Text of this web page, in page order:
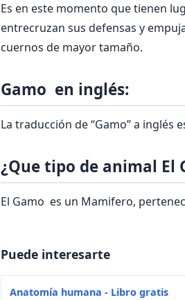
Es en este momento que tienen
entrecruzan sus defensas y
cuernos de mayor tamaño.
Gamo en inglés:
La traducción de “Gamo” a inglés
¿Que tipo de animal El
El Gamo es un Mamifero,
Puede interesarte
Anatomía humana - Libro gratis